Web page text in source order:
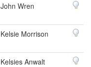
John Wren
Kelsie Morrison
Kelsies Anwalt